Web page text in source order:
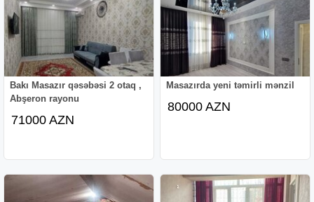
Bakı Masazır qəsəbəsi 2 otaq ,
Abşeron rayonu
71000 AZN
Masazırda yeni təmirli mənzil
80000 AZN